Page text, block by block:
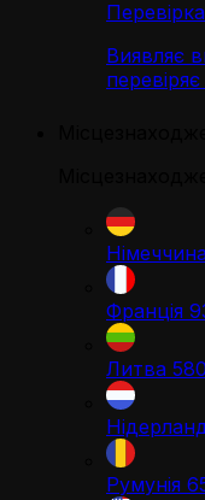
Виявляє
Франція
Литва
Румунія